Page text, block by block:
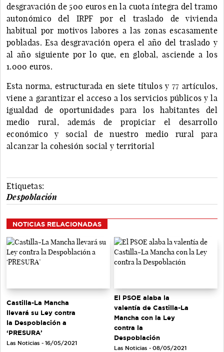
desgravación de 500 euros en la cuota íntegra del tramo
autonómico del IRPF por el traslado de vivienda
habitual por motivos labores a las zonas escasamente
pobladas. Esa desgravación opera el año del traslado y
al año siguiente por lo que, en global, asciende a los
1.000 euros.
Esta norma, estructurada en siete títulos y 77 artículos,
viene a garantizar el acceso a los servicios públicos y la
igualdad de oportunidades para los habitantes del
medio rural, además de propiciar el desarrollo
económico y social de nuestro medio rural para
alcanzar la cohesión social y territorial
Etiquetas:
Despoblación
NOTICIAS RELACIONADAS
Castilla-La Mancha
llevará su Ley contra
la Despoblación a
‘PRESURA’
Las Noticias - 16/05/2021
El PSOE alaba la
valentía de Castilla-La
Mancha con la Ley
contra la
Despoblación
Las Noticias - 08/05/2021